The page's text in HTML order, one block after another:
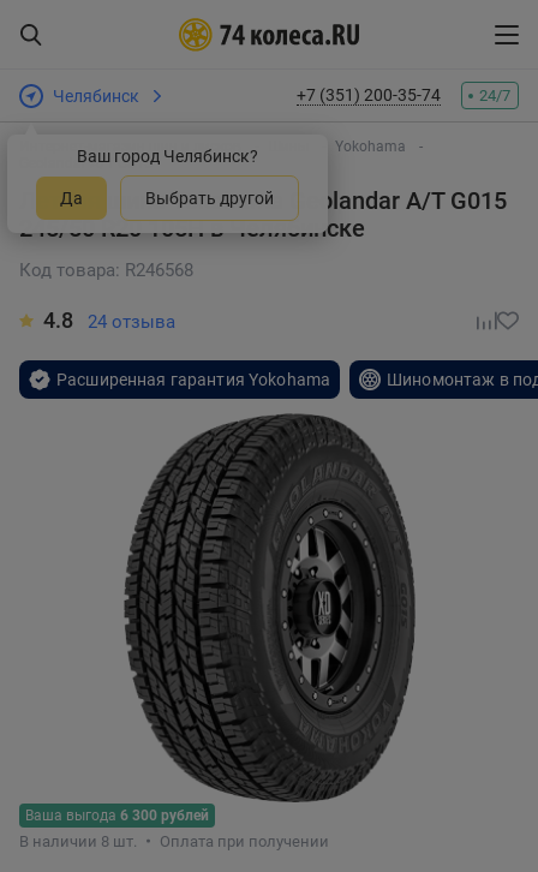
Челябинск
Ваш город Челябинск?
Да Выбрать другой
+7 (351) 200-35-74 24/7
Интернет-магазин шин и дисков
Yokohama
Geolandar A/T G015
Летняя шина Yokohama Geolandar A/T G015
245/50 R20 105Hв Челябинске
Код товара: R246568
4.8 24 отзыва
Расширенная гарантия Yokohama Шиномонтаж в
Ваша выгода 6 300 рублей
В наличии 8 шт. Оплата при получении